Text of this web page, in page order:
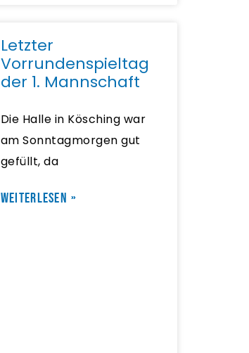
Letzter
Vorrundenspieltag
der 1. Mannschaft
Die Halle in Kösching war
am Sonntagmorgen gut
gefüllt, da
WEITERLESEN »